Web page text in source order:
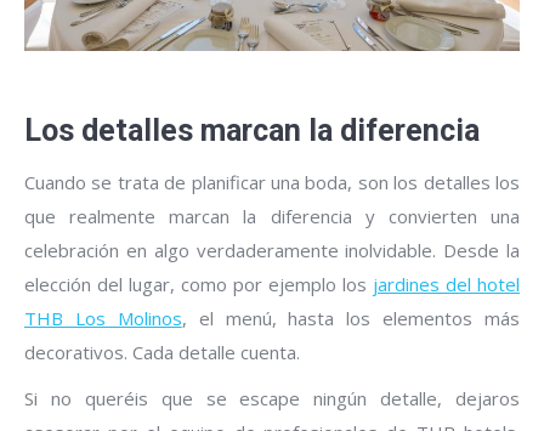
Los detalles marcan la diferencia
Cuando se trata de planificar una boda, son los detalles los
que realmente marcan la diferencia y convierten una
celebración en algo verdaderamente inolvidable. Desde la
elección del lugar, como por ejemplo los jardines del hotel
THB Los Molinos, el menú, hasta los elementos más
decorativos. Cada detalle cuenta.
Si no queréis que se escape ningún detalle, dejaros